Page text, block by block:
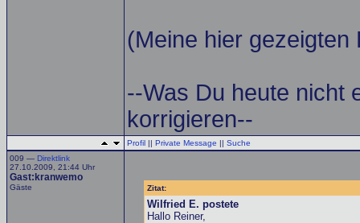
(Meine hier
--Was Du heute nicht
korrigieren--
Profil || Private Message || Suche
009 — Direktlink
27.10.2009, 21:44 Uhr
Gast:kranwemo
Gäste Zitat:
Wilfried E. postete
Hallo Reiner,